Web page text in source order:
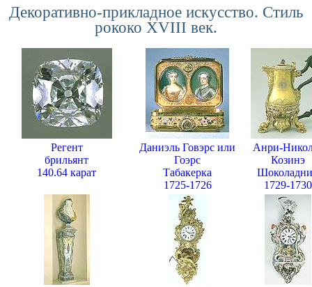
Декоративно-прикладное искусство. Стиль
рококо XVIII век.
Регент
брильянт
140.64 карат
Даниэль Говэрс или
Гоэрс
Табакерка
1725-1726
Анри-
Козинэ
1729-1730